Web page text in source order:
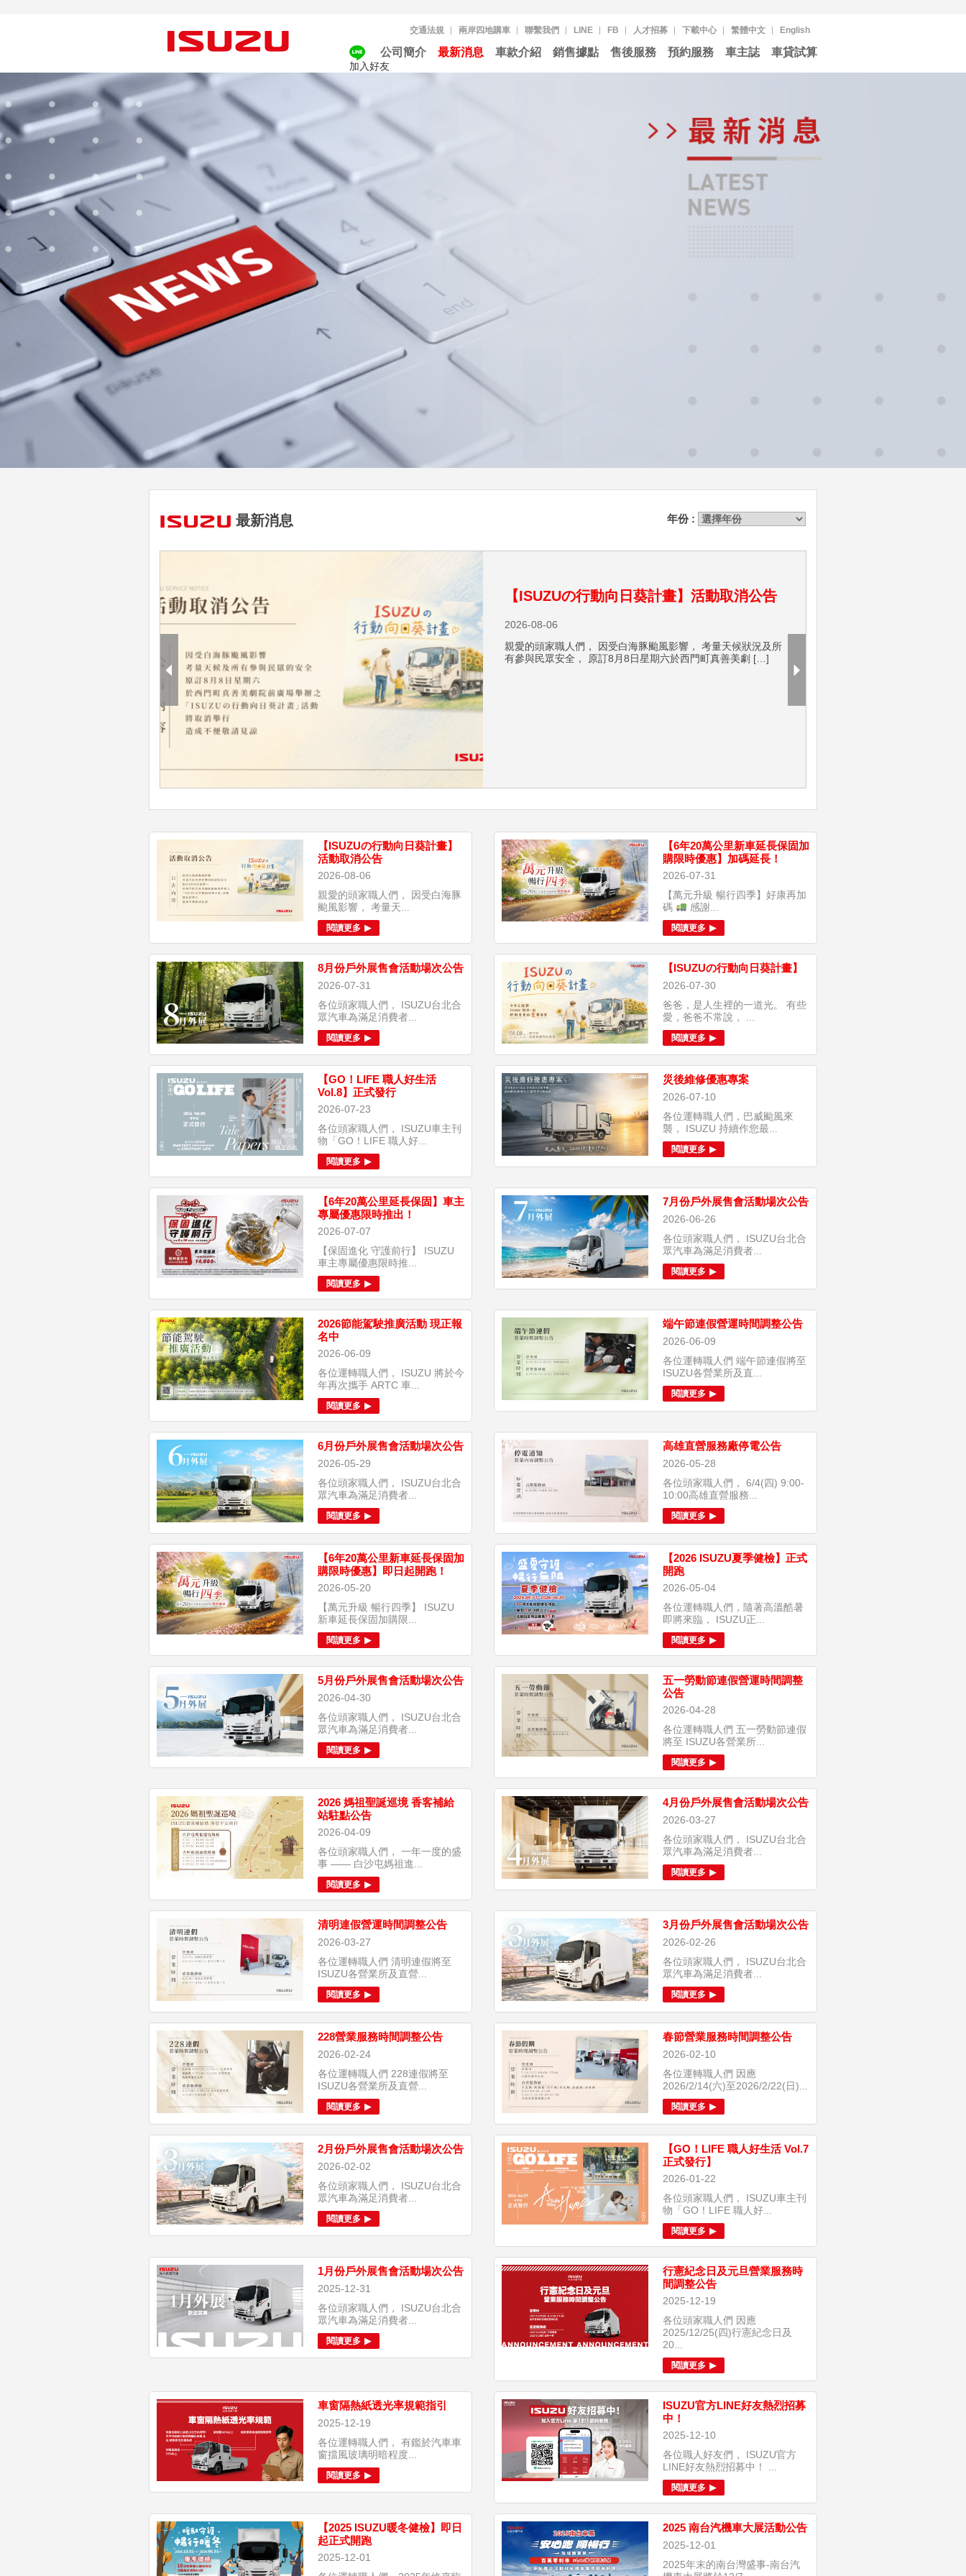
交通法規 兩岸四地購車 聯繫我們 LINE FB 人才招募 下載中心 繁體中文 English
公司簡介 最新消息 車款介紹 銷售據點 售後服務 預約服務 車主誌 車貸試算
加入好友
最新消息 年份 :
【ISUZUの行動向日葵計畫】活動取消公告
2026-08-06
親愛的頭家職人們， 因受白海豚颱風影響， 考量天候狀況及所
有參與民眾安全， 原訂8月8日星期六於西門町真善美劇 […]
【ISUZUの行動向日葵計畫】
活動取消公告
2026-08-06
親愛的頭家職人們， 因受白海豚
颱風影響， 考量天...
閱讀更多
【6年20萬公里新車延長保固加
購限時優惠】加碼延長！
2026-07-31
【萬元升級 暢行四季】好康再加
碼
感謝...
閱讀更多
8月份戶外展售會活動場次公告
2026-07-31
各位頭家職人們， ISUZU台北合
眾汽車為滿足消費者...
閱讀更多
【ISUZUの行動向日葵計畫】
2026-07-30
爸爸，是人生裡的一道光。 有些
愛，爸爸不常說， ...
閱讀更多
【GO！LIFE 職人好生活
Vol.8】正式發行
2026-07-23
各位頭家職人們， ISUZU車主刊
物「GO！LIFE 職人好...
閱讀更多
災後維修優惠專案
2026-07-10
各位運轉職人們，巴威颱風來
襲， ISUZU 持續作您最...
閱讀更多
【6年20萬公里延長保固】車主
專屬優惠限時推出！
2026-07-07
【保固進化 守護前行】 ISUZU
車主專屬優惠限時推...
閱讀更多
7月份戶外展售會活動場次公告
2026-06-26
各位頭家職人們， ISUZU台北合
眾汽車為滿足消費者...
閱讀更多
2026節能駕駛推廣活動 現正報
名中
2026-06-09
各位運轉職人們， ISUZU 將於今
年再次攜手 ARTC 車...
閱讀更多
端午節連假營運時間調整公告
2026-06-09
各位運轉職人們 端午節連假將至
ISUZU各營業所及直...
閱讀更多
6月份戶外展售會活動場次公告
2026-05-29
各位頭家職人們， ISUZU台北合
眾汽車為滿足消費者...
閱讀更多
高雄直營服務廠停電公告
2026-05-28
各位頭家職人們， 6/4(四) 9:00-
10:00高雄直營服務...
閱讀更多
【6年20萬公里新車延長保固加
購限時優惠】即日起開跑！
2026-05-20
【萬元升級 暢行四季】 ISUZU
新車延長保固加購限...
閱讀更多
【2026 ISUZU夏季健檢】正式
開跑
2026-05-04
各位運轉職人們，隨著高溫酷暑
即將來臨， ISUZU正...
閱讀更多
5月份戶外展售會活動場次公告
2026-04-30
各位頭家職人們， ISUZU台北合
眾汽車為滿足消費者...
閱讀更多
五一勞動節連假營運時間調整
公告
2026-04-28
各位運轉職人們 五一勞動節連假
將至 ISUZU各營業所...
閱讀更多
2026 媽祖聖誕巡境 香客補給
站駐點公告
2026-04-09
各位頭家職人們， 一年一度的盛
事 —— 白沙屯媽祖進...
閱讀更多
4月份戶外展售會活動場次公告
2026-03-27
各位頭家職人們， ISUZU台北合
眾汽車為滿足消費者...
閱讀更多
清明連假營運時間調整公告
2026-03-27
各位運轉職人們 清明連假將至
ISUZU各營業所及直營...
閱讀更多
3月份戶外展售會活動場次公告
2026-02-26
各位頭家職人們， ISUZU台北合
眾汽車為滿足消費者...
閱讀更多
228營業服務時間調整公告
2026-02-24
各位運轉職人們 228連假將至
ISUZU各營業所及直營...
閱讀更多
春節營業服務時間調整公告
2026-02-10
各位運轉職人們 因應
2026/2/14(六)至2026/2/22(日)...
閱讀更多
2月份戶外展售會活動場次公告
2026-02-02
各位頭家職人們， ISUZU台北合
眾汽車為滿足消費者...
閱讀更多
【GO！LIFE 職人好生活 Vol.7
正式發行】
2026-01-22
各位頭家職人們， ISUZU車主刊
物「GO！LIFE 職人好...
閱讀更多
1月份戶外展售會活動場次公告
2025-12-31
各位頭家職人們， ISUZU台北合
眾汽車為滿足消費者...
閱讀更多
行憲紀念日及元旦營業服務時
間調整公告
2025-12-19
各位頭家職人們 因應
2025/12/25(四)行憲紀念日及
20...
閱讀更多
車窗隔熱紙透光率規範指引
2025-12-19
各位運轉職人們， 有鑑於汽車車
窗擋風玻璃明暗程度...
閱讀更多
ISUZU官方LINE好友熱烈招募
中！
2025-12-10
各位職人好友們， ISUZU官方
LINE好友熱烈招募中！ ...
閱讀更多
【2025 ISUZU暖冬健檢】即日
起正式開跑
2025-12-01
2025 南台汽機車大展活動公告
2025-12-01
2025年末的南台灣盛事-南台汽